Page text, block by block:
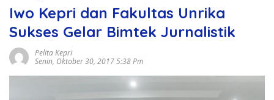
Iwo Kepri dan Fakultas Unrika
Sukses Gelar Bimtek Jurnalistik
Pelita Kepri
Senin, Oktober 30, 2017 5:38 Pm